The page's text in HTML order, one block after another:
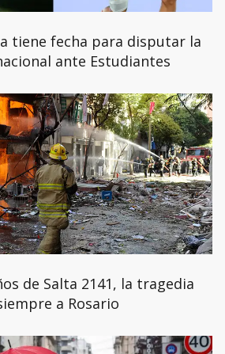
tiene fecha para disputar la
ante Estudiantes
de Salta 2141, la tragedia
a Rosario